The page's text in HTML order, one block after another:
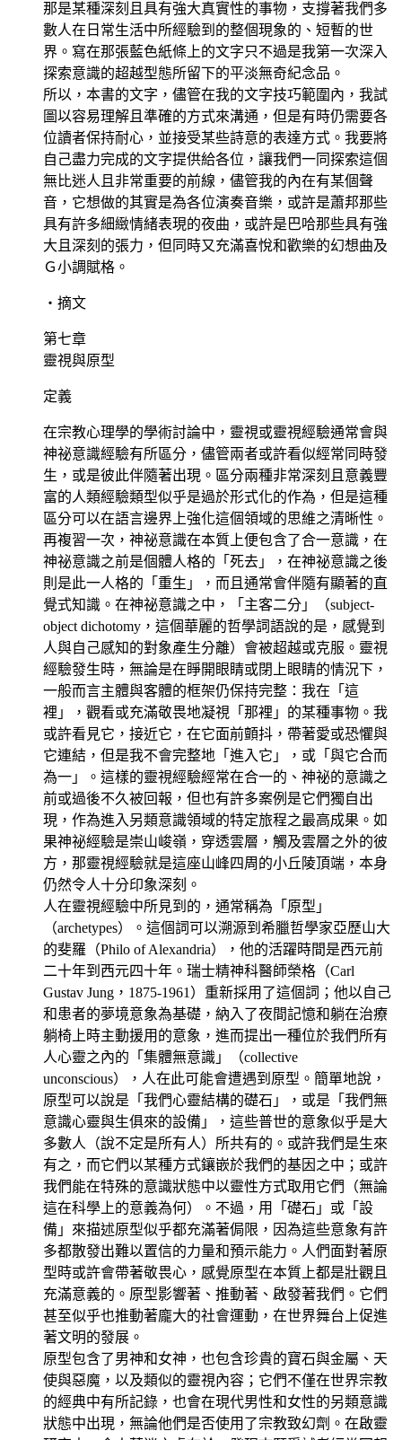
那是某種深刻且具有強大真實性的事物，支撐著我們多
數人在日常生活中所經驗到的整個現象的、短暫的世
界。寫在那張藍色紙條上的文字只不過是我第一次深入
探索意識的超越型態所留下的平淡無奇紀念品。
所以，本書的文字，儘管在我的文字技巧範圍內，我試
圖以容易理解且準確的方式來溝通，但是有時仍需要各
位讀者保持耐心，並接受某些詩意的表達方式。我要將
自己盡力完成的文字提供給各位，讓我們一同探索這個
無比迷人且非常重要的前線，儘管我的內在有某個聲
音，它想做的其實是為各位演奏音樂，或許是蕭邦那些
具有許多細緻情緒表現的夜曲，或許是巴哈那些具有強
大且深刻的張力，但同時又充滿喜悅和歡樂的幻想曲及
Ｇ小調賦格。
‧摘文
第七章
靈視與原型
定義
在宗教心理學的學術討論中，靈視或靈視經驗通常會與
神祕意識經驗有所區分，儘管兩者或許看似經常同時發
生，或是彼此伴隨著出現。區分兩種非常深刻且意義豐
富的人類經驗類型似乎是過於形式化的作為，但是這種
區分可以在語言邊界上強化這個領域的思維之清晰性。
再複習一次，神祕意識在本質上便包含了合一意識，在
神祕意識之前是個體人格的「死去」，在神祕意識之後
則是此一人格的「重生」，而且通常會伴隨有顯著的直
覺式知識。在神祕意識之中，「主客二分」（subject-
object dichotomy，這個華麗的哲學詞語說的是，感覺到
人與自己感知的對象產生分離）會被超越或克服。靈視
經驗發生時，無論是在睜開眼睛或閉上眼睛的情況下，
一般而言主體與客體的框架仍保持完整：我在「這
裡」，觀看或充滿敬畏地凝視「那裡」的某種事物。我
或許看見它，接近它，在它面前顫抖，帶著愛或恐懼與
它連結，但是我不會完整地「進入它」，或「與它合而
為一」。這樣的靈視經驗經常在合一的、神祕的意識之
前或過後不久被回報，但也有許多案例是它們獨自出
現，作為進入另類意識領域的特定旅程之最高成果。如
果神祕經驗是崇山峻嶺，穿透雲層，觸及雲層之外的彼
方，那靈視經驗就是這座山峰四周的小丘陵頂端，本身
仍然令人十分印象深刻。
人在靈視經驗中所見到的，通常稱為「原型」
（archetypes）。這個詞可以溯源到希臘哲學家亞歷山大
的斐羅（Philo of Alexandria），他的活躍時間是西元前
二十年到西元四十年。瑞士精神科醫師榮格（Carl
Gustav Jung，1875-1961）重新採用了這個詞；他以自己
和患者的夢境意象為基礎，納入了夜間記憶和躺在治療
躺椅上時主動援用的意象，進而提出一種位於我們所有
人心靈之內的「集體無意識」（collective
unconscious），人在此可能會遭遇到原型。簡單地說，
原型可以說是「我們心靈結構的礎石」，或是「我們無
意識心靈與生俱來的設備」，這些普世的意象似乎是大
多數人（說不定是所有人）所共有的。或許我們是生來
有之，而它們以某種方式鑲嵌於我們的基因之中；或許
我們能在特殊的意識狀態中以靈性方式取用它們（無論
這在科學上的意義為何）。不過，用「礎石」或「設
備」來描述原型似乎都充滿著侷限，因為這些意象有許
多都散發出難以置信的力量和預示能力。人們面對著原
型時或許會帶著敬畏心，感覺原型在本質上都是壯觀且
充滿意義的。原型影響著、推動著、啟發著我們。它們
甚至似乎也推動著龐大的社會運動，在世界舞台上促進
著文明的發展。
原型包含了男神和女神，也包含珍貴的寶石與金屬、天
使與惡魔，以及類似的靈視內容；它們不僅在世界宗教
的經典中有所記錄，也會在現代男性和女性的另類意識
狀態中出現，無論他們是否使用了宗教致幻劑。在啟靈